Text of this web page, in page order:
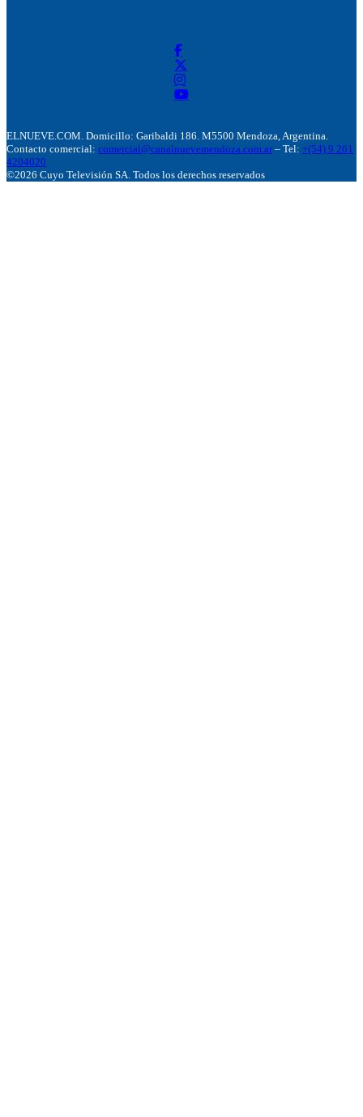
ELNUEVE.COM. Domicillo: Garibaldi 186. M5500 Mendoza, Argentina.
Contacto comercial: comercial@canalnuevemendoza.com.ar – Tel: +(54) 9 261
4204020
©2026 Cuyo Televisión SA. Todos los derechos reservados